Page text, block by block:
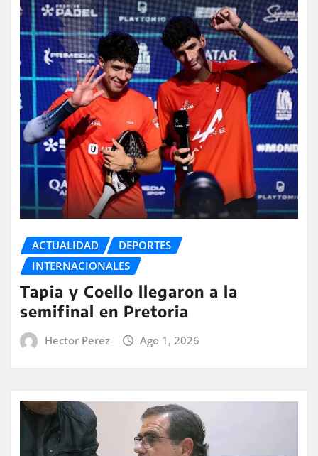
ACTUALIDAD
DEPORTES
INTERNACIONALES
Tapia y Coello llegaron a la
semifinal en Pretoria
Hector Perez Ago 1, 2026